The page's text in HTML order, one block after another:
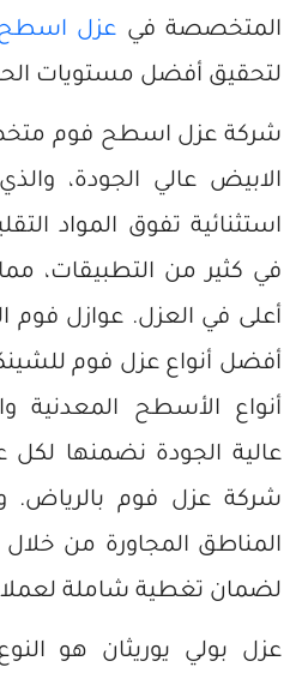
المتخصصة في عزل اسطح
لتحقيق أفضل مستويات
شركة عزل اسطح فوم
الابيض عالي الجودة،
استثنائية تفوق المواد
في كثير من التطبيقات،
أعلى في العزل. عوازل
أفضل أنواع عزل فوم
أنواع الأسطح المعدنية
عالية الجودة نضمنها
شركة عزل فوم بالرياض.
المناطق المجاورة من خلال
لضمان تغطية شاملة
عزل بولي يوريثان هو